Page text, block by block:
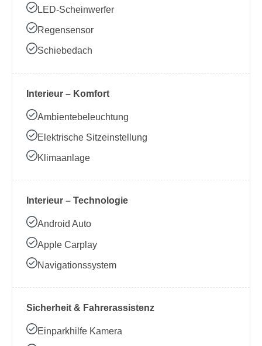
LED-Scheinwerfer
Regensensor
Schiebedach
Interieur – Komfort
Ambientebeleuchtung
Elektrische Sitzeinstellung
Klimaanlage
Interieur – Technologie
Android Auto
Apple Carplay
Navigationssystem
Sicherheit & Fahrerassistenz
Einparkhilfe Kamera